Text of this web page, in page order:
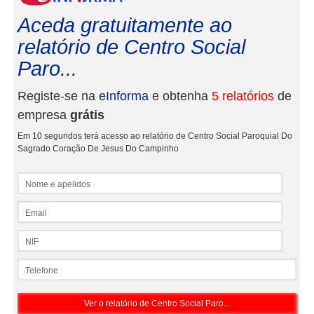
Aceda gratuitamente ao
relatório de Centro Social
Paro...
Registe-se na eInforma e obtenha 5 relatórios de
empresa grátis
Em 10 segundos terá acesso ao relatório de Centro Social Paroquial Do
Sagrado Coração De Jesus Do Campinho